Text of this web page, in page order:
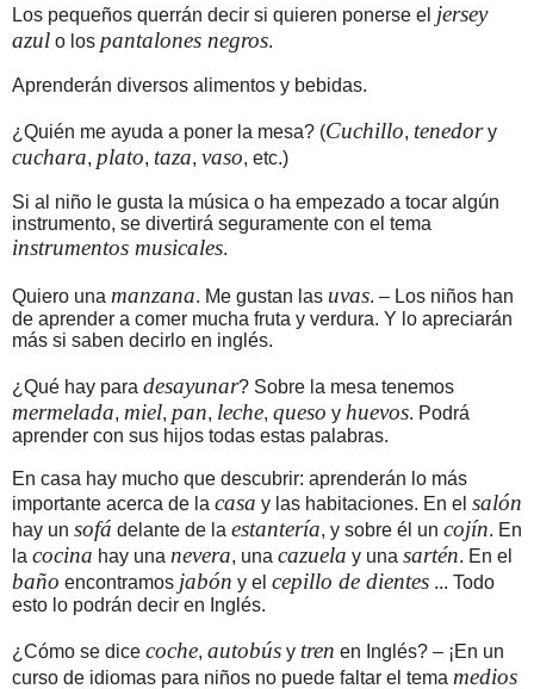
Los pequeños querrán decir si quieren ponerse el jersey
azul o los pantalones negros.
Aprenderán diversos alimentos y bebidas.
¿Quién me ayuda a poner la mesa? (Cuchillo, tenedory
cuchara, plato, taza, vaso, etc.)
Si al niño le gusta la música o ha empezado a tocar algún
instrumento, se divertirá seguramente con el tema
instrumentos musicales.
Quiero una manzana. Me gustan las uvas. – Los niños han
de aprender a comer mucha fruta y verdura. Y lo apreciarán
más si saben decirlo en inglés.
¿Qué hay para desayunar? Sobre la mesa tenemos
mermelada, miel, pan, leche, queso y huevos. Podrá
aprender con sus hijos todas estas palabras.
En casa hay mucho que descubrir: aprenderán lo más
importante acerca de la casa y las habitaciones. En el salón
hay un sofá delante de la estantería, y sobre él un cojín. En
la cocina hay una nevera, una cazuela y una sartén. En el
baño encontramos jabón y el cepillo de dientes ... Todo
esto lo podrán decir en Inglés.
¿Cómo se dice coche, autobús y tren en Inglés? – ¡En un
curso de idiomas para niños no puede faltar el tema medios